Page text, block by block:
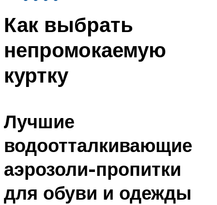
Как выбрать
непромокаемую
куртку
Лучшие
водоотталкивающие
аэрозоли-пропитки
для обуви и одежды